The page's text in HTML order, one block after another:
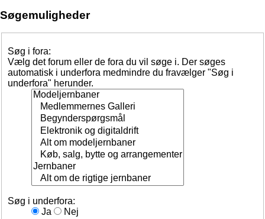
Søgemuligheder
Søg i fora:
Vælg det forum eller de fora du vil søge i. Der søges
automatisk i underfora medmindre du fravælger "Søg i
underfora" herunder.
Søg i underfora:
Ja
Nej